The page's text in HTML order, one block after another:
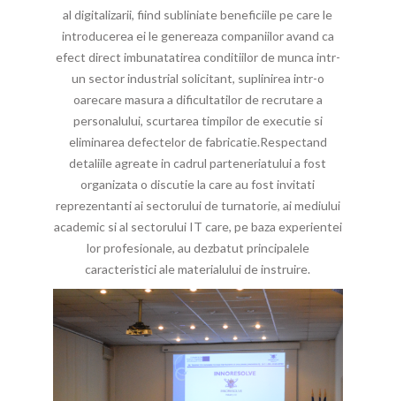
al digitalizarii, fiind subliniate beneficiile pe care le
introducerea ei le genereaza companiilor avand ca
efect direct imbunatatirea conditiilor de munca intr-
un sector industrial solicitant, suplinirea intr-o
oarecare masura a dificultatilor de recrutare a
personalului, scurtarea timpilor de executie si
eliminarea defectelor de fabricatie.Respectand
detaliile agreate in cadrul parteneriatului a fost
organizata o discutie la care au fost invitati
reprezentanti ai sectorului de turnatorie, ai mediului
academic si al sectorului IT care, pe baza experientei
lor profesionale, au dezbatut principalele
caracteristici ale materialului de instruire.